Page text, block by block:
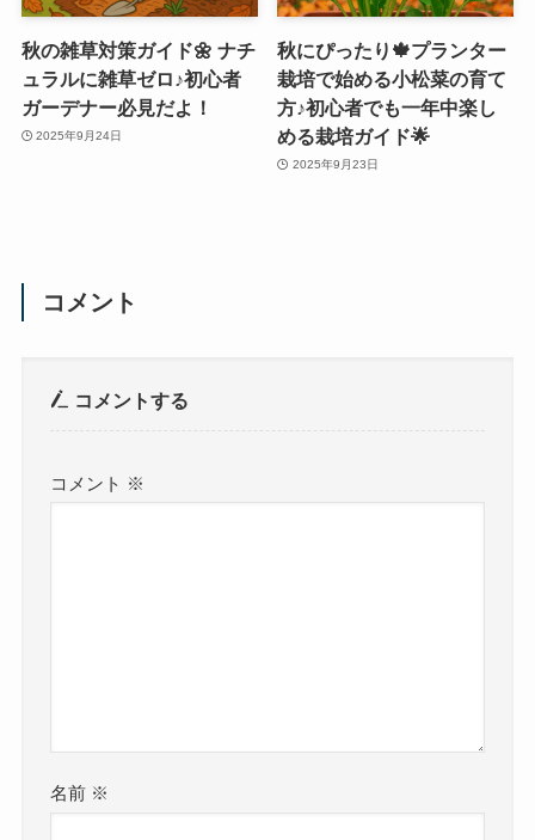
秋の雑草対策ガイド🌼 ナチ
ュラルに雑草ゼロ♪初心者
ガーデナー必見だよ！
2025年9月24日
秋にぴったり🍁プランター
栽培で始める小松菜の育て
方♪初心者でも一年中楽し
める栽培ガイド🌟
2025年9月23日
コメント
コメントする
コメント ※
名前 ※